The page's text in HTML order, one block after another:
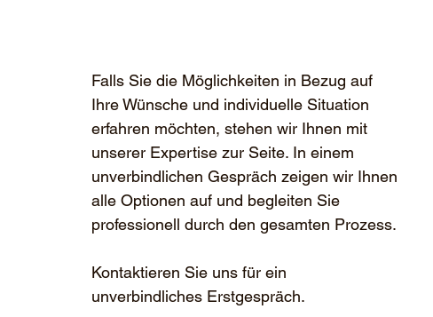
Falls Sie die Möglichkeiten in Bezug auf
Ihre Wünsche und individuelle Situation
erfahren möchten, stehen wir Ihnen mit
unserer Expertise zur Seite. In einem
unverbindlichen Gespräch zeigen wir Ihnen
alle Optionen auf und begleiten Sie
professionell durch den gesamten Prozess.
Kontaktieren Sie uns für ein
unverbindliches Erstgespräch.